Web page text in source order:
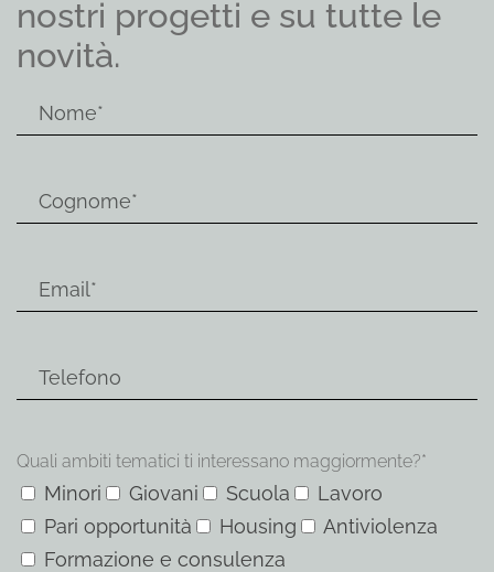
nostri progetti e su tutte le
novità.
Quali ambiti tematici ti interessano maggiormente?*
Minori Giovani Scuola
Lavoro
Pari opportunità
Housing
Antiviolenza
Formazione e consulenza